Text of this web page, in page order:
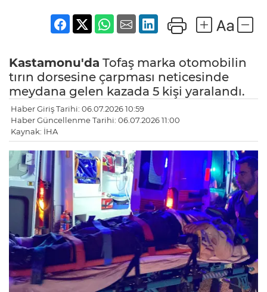
Kastamonu'da Tofaş marka otomobilin
tırın dorsesine çarpması neticesinde
meydana gelen kazada 5 kişi yaralandı.
Haber Giriş Tarihi: 06.07.2026 10:59
Haber Güncellenme Tarihi: 06.07.2026 11:00
Kaynak: İHA